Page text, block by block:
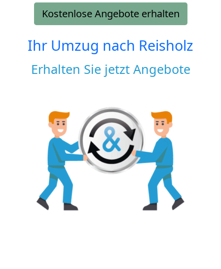
Kostenlose Angebote erhalten
Ihr Umzug nach Reisholz
Erhalten Sie jetzt Angebote